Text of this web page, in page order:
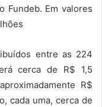
Fundeb. Em valores
entre as 224
cerca de R$ 1,5
R$
cada uma, cerca de